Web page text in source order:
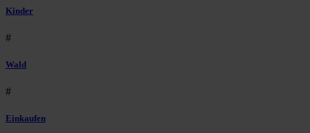
Kinder
#
Wald
#
Einkaufen